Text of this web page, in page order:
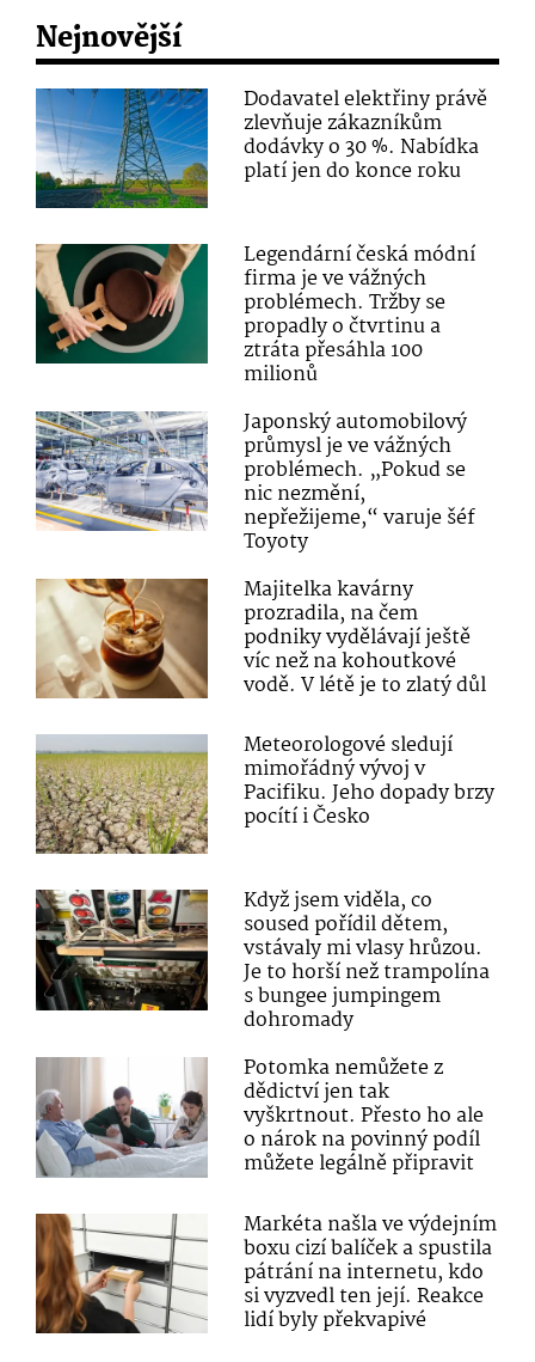
Nejnovější
Dodavatel elektřiny právě
zlevňuje zákazníkům
dodávky o 30 %. Nabídka
platí jen do konce roku
Legendární česká módní
firma je ve vážných
problémech. Tržby se
propadly o čtvrtinu a
ztráta přesáhla 100
milionů
Japonský automobilový
průmysl je ve vážných
problémech. „Pokud se
nic nezmění,
nepřežijeme,“ varuje šéf
Toyoty
Majitelka kavárny
prozradila, na čem
podniky vydělávají ještě
víc než na kohoutkové
vodě. V létě je to zlatý důl
Meteorologové sledují
mimořádný vývoj v
Pacifiku. Jeho dopady brzy
pocítí i Česko
Když jsem viděla, co
soused pořídil dětem,
vstávaly mi vlasy hrůzou.
Je to horší než trampolína
s bungee jumpingem
dohromady
Potomka nemůžete z
dědictví jen tak
vyškrtnout. Přesto ho ale
o nárok na povinný podíl
můžete legálně připravit
Markéta našla ve výdejním
boxu cizí balíček a spustila
pátrání na internetu, kdo
si vyzvedl ten její. Reakce
lidí byly překvapivé